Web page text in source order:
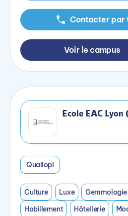
Contacter par
Voir le campus
Ecole EAC Lyon
Qualiopi
Culture Luxe
Habillement
Hôtellerie